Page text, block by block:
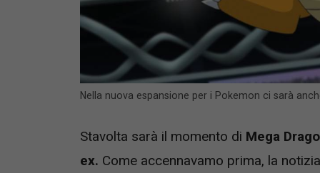
Nella nuova espansione per i Pokemon ci sarà
Stavolta sarà il momento di Mega
ex. Come accennavamo prima, la